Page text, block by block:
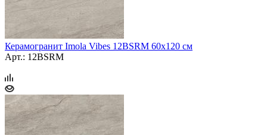
Керамогранит Imola Vibes 12BSRM 60х120 см
Арт.: 12BSRM